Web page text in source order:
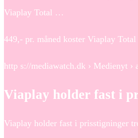
Viaplay Total …
449,- pr. måned koster Viaplay
http s://mediawatch.dk › Medienyt ›
Viaplay holder fast i
Viaplay holder fast i prisstigninger